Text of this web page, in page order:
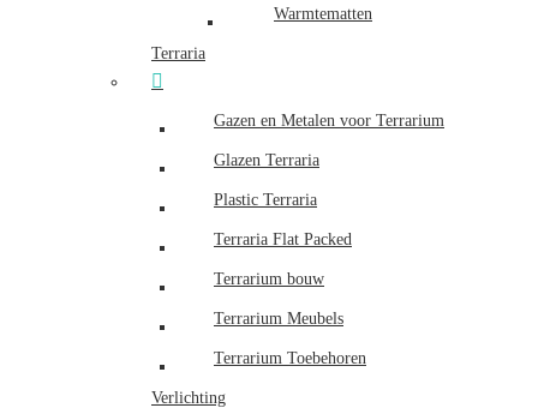
Warmtematten
Terraria
Gazen en Metalen voor Terrarium
Glazen Terraria
Plastic Terraria
Terraria Flat Packed
Terrarium bouw
Terrarium Meubels
Terrarium Toebehoren
Verlichting